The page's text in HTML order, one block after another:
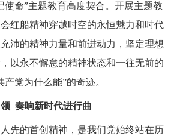
使命”主题教育高度契合。开展主题教
红船精神穿越时空的永恒魅力和时代
沛的精神力量和前进动力，坚定理想
以永不懈怠的精神状态和一往无前的
党为什么能”的奇迹。
奏响新时代进行曲
先的首创精神，是我们党始终站在历